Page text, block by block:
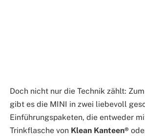
Doch nicht nur die Technik zählt:
gibt es die MINI in zwei liebevoll
Einführungspaketen, die entweder
Trinkflasche von Klean Kanteen®